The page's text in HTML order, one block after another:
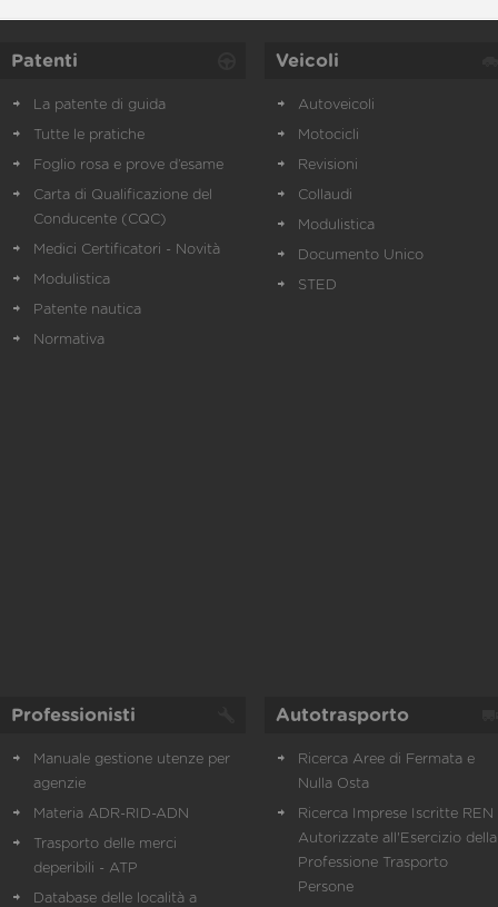
Patenti
La patente di guida
Tutte le pratiche
Foglio rosa e prove d’esame
Carta di Qualificazione del
Conducente (CQC)
Medici Certificatori - Novità
Modulistica
Patente nautica
Normativa
Veicoli
Autoveicoli
Motocicli
Revisioni
Collaudi
Modulistica
Documento Unico
STED
Professionisti
Manuale gestione utenze per
agenzie
Materia ADR-RID-ADN
Trasporto delle merci
deperibili - ATP
Database delle località a
Autotrasporto
Ricerca Aree di Fermata e
Nulla Osta
Ricerca Imprese Iscritte REN
Autorizzate all'Esercizio della
Professione Trasporto
Persone